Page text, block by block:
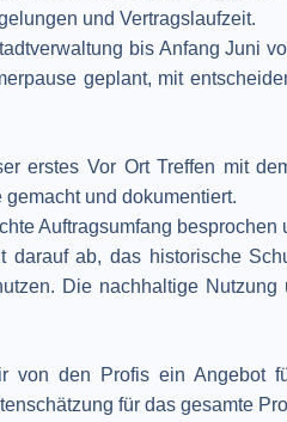
und Vertragslaufzeit.
bis Anfang Juni
geplant, mit
erstes Vor Ort Treffen mit
und dokumentiert.
Auftragsumfang
darauf ab, das historische
Die nachhaltige
von den Profis ein Angebot
für das gesamte